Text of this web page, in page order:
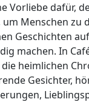
Vorliebe dafür,
Menschen zu
Geschichten
machen. In
heimlichen
Gesichter,